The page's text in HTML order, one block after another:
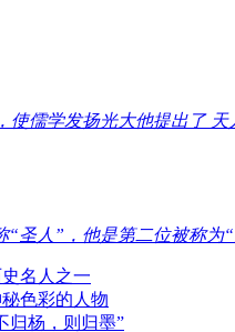
使儒学发扬光大他提出了
圣人”，他是第二位被称为“
名人之一
色彩的人物
归杨，则归墨”